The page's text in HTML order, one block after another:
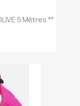
5 Mètres **